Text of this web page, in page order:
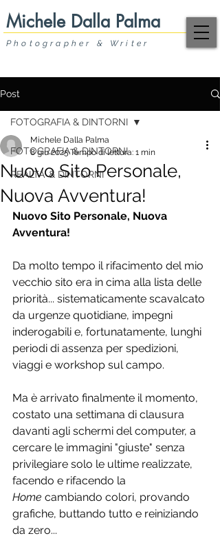
Michele Dalla Palma
Photographer & Writer
Post
FOTOGRAFIA & DINTORNI
REALTA' & DINTORNI
FOTOGRAFIA & DINTORNI
Nuovo Sito Personale,
Nuova Avventura!
Michele Dalla Palma
8 giu 2025Tempo di lettura: 1 min
Nuovo Sito Personale, Nuova
Avventura!
Da molto tempo il rifacimento del mio
vecchio sito era in cima alla lista delle
priorità... sistematicamente scavalcato
da urgenze quotidiane, impegni
inderogabili e, fortunatamente, lunghi
periodi di assenza per spedizioni,
viaggi e workshop sul campo.
Ma è arrivato finalmente il momento,
costato una settimana di clausura
davanti agli schermi del computer, a
cercare le immagini "giuste" senza
privilegiare solo le ultime realizzate,
facendo e rifacendo la
Home cambiando colori, provando
grafiche, buttando tutto e reiniziando
da zero...